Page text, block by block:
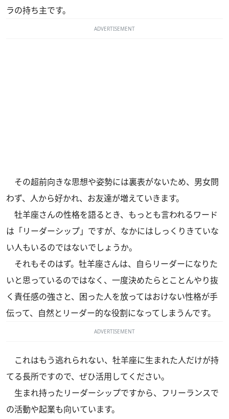
ラの持ち主です。
ADVERTISEMENT
その超前向きな思想や姿勢には裏表がないため、男女問
わず、人から好かれ、お友達が増えていきます。
牡羊座さんの性格を語るとき、もっとも言われるワード
は「リーダーシップ」ですが、なかにはしっくりきていな
い人もいるのではないでしょうか。
それもそのはず。牡羊座さんは、自らリーダーになりた
いと思っているのではなく、一度決めたらとことんやり抜
く責任感の強さと、困った人を放ってはおけない性格が手
伝って、自然とリーダー的な役割になってしまうんです。
ADVERTISEMENT
これはもう逃れられない、牡羊座に生まれた人だけが持
てる長所ですので、ぜひ活用してください。
生まれ持ったリーダーシップですから、フリーランスで
の活動や起業も向いています。